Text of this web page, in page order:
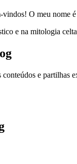
O meu nome
e na mitologia
e partilhas